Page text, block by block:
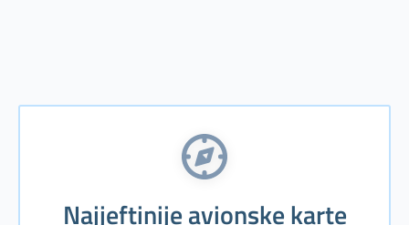
Najjeftinije avionske karte